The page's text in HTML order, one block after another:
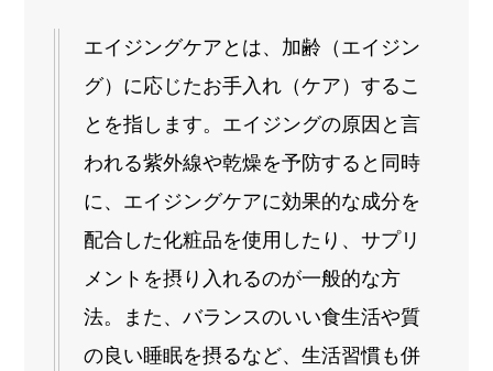
エイジングケアとは、加齢（エイジン
グ）に応じたお手入れ（ケア）するこ
とを指します。エイジングの原因と言
われる紫外線や乾燥を予防すると同時
に、エイジングケアに効果的な成分を
配合した化粧品を使用したり、サプリ
メントを摂り入れるのが一般的な方
法。また、バランスのいい食生活や質
の良い睡眠を摂るなど、生活習慣も併